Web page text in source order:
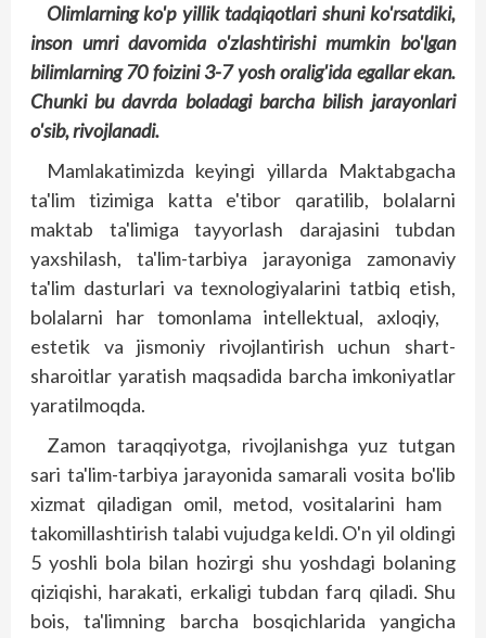
Olimlarning ko'p yillik tadqiqotlari shuni ko'rsatdiki,
inson umri davomida o'zlashtirishi mumkin bo'lgan
bilimlarning 70 foizini 3-7 yosh oralig'ida egallar ekan.
Chunki bu davrda boladagi barcha bilish jarayonlari
o'sib, rivojlanadi.
Mamlakatimizda keyingi yillarda Maktabgacha
ta'lim tizimiga katta e'tibor qaratilib, bolalarni
maktab ta'limiga tayyorlash darajasini tubdan
yaxshilash, ta'lim-tarbiya jarayoniga zamonaviy
ta'lim dasturlari va texnologiyalarini tatbiq etish,
bolalarni har tomonlama intellektual, axloqiy,
estetik va jismoniy rivojlantirish uchun shart-
sharoitlar yaratish maqsadida barcha imkoniyatlar
yaratilmoqda.
Zamon taraqqiyotga, rivojlanishga yuz tutgan
sari ta'lim-tarbiya jarayonida samarali vosita bo'lib
xizmat qiladigan omil, metod, vositalarini ham
takomillashtirish talabi vujudga keldi. O'n yil oldingi
5 yoshli bola bilan hozirgi shu yoshdagi bolaning
qiziqishi, harakati, erkaligi tubdan farq qiladi. Shu
bois, ta'limning barcha bosqichlarida yangicha